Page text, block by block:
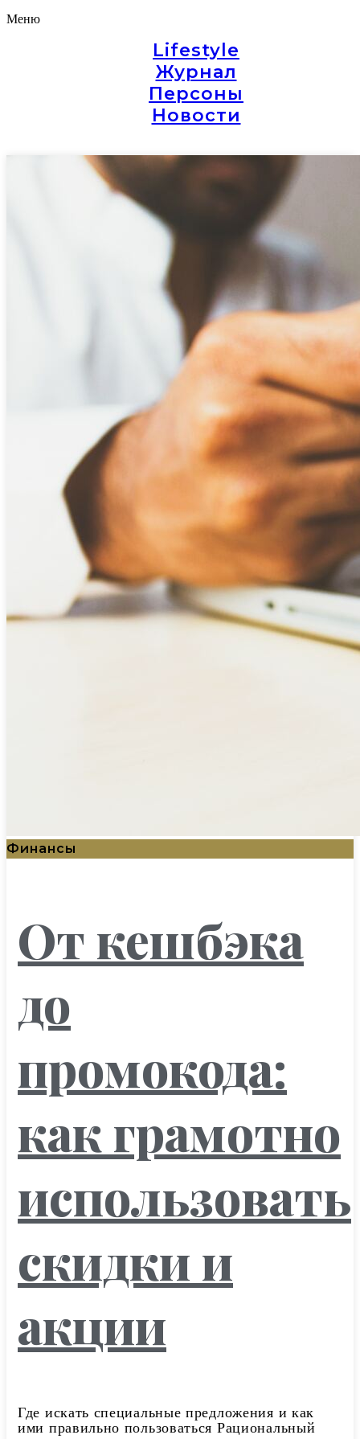
Меню
Lifestyle
Журнал
Персоны
Новости
Финансы
От кешбэка
до
промокода:
как грамотно
использовать
скидки и
акции
Где искать специальные предложения и как
ими правильно пользоваться Рациональный